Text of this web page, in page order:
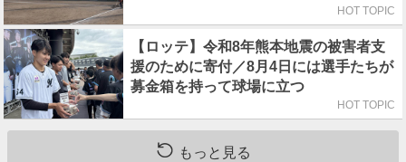
HOT TOPIC
【ロッテ】令和8年熊本地震の被害者支
援のために寄付／8月4日には選手たちが
募金箱を持って球場に立つ
HOT TOPIC
もっと見る